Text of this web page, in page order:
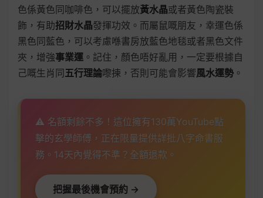
色係黃色同咖啡色，可以擺放黃水晶或者黃色陶瓷裝
飾，有助招財水晶發揮功效。而屬鼠嘅朋友，幸運色係
黑色同藍色，可以考慮喺書房放藍色地毯或者黑色文件
夾，增強事業運 。記住，顏色唔好亂用，一定要根據自
己嘅生肖同五行理論嚟揀，否則可能會影響風水運勢 。
⚠️ 名額剩餘不多！這位擁有130萬YouTube點
擊的玄學師傅，正在限量提供詳批八字命書服
務。14天內覺得不準？全額退款。
把握最後機會預約 →